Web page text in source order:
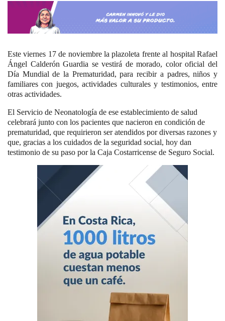
Este viernes 17 de noviembre la plazoleta frente al hospital Rafael
Ángel Calderón Guardia se vestirá de morado, color oficial del
Día Mundial de la Prematuridad, para recibir a padres, niños y
familiares con juegos, actividades culturales y testimonios, entre
otras actividades.
El Servicio de Neonatología de ese establecimiento de salud
celebrará junto con los pacientes que nacieron en condición de
prematuridad, que requirieron ser atendidos por diversas razones y
que, gracias a los cuidados de la seguridad social, hoy dan
testimonio de su paso por la Caja Costarricense de Seguro Social.